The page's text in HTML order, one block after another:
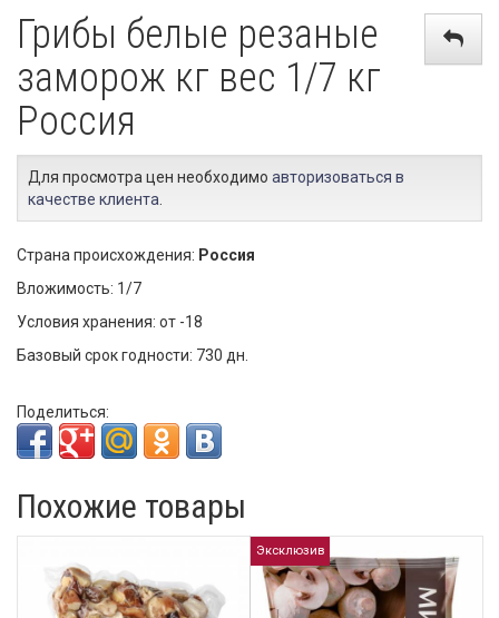
Грибы белые резаные
заморож кг вес 1/7 кг
Россия
Для просмотра цен необходимо авторизоваться в
качестве клиента
Страна происхождения: Россия
Вложимость: 1/7
Условия хранения: от -18
Базовый срок годности: 730 дн.
Поделиться:
Похожие товары
Эксклюзив